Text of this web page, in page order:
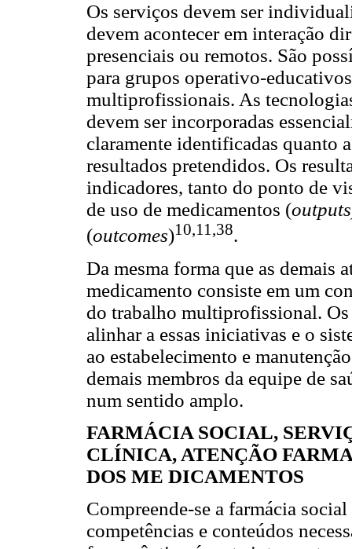
Os serviços devem ser
devem acontecer em interação
presenciais ou remotos. São
para grupos operativo-
multiprofissionais. As
devem ser incorporadas
claramente identificadas quanto
resultados pretendidos. Os
indicadores, tanto do ponto de
de uso de medicamentos (
(outcomes)10,11,38.
Da mesma forma que as demais
medicamento consiste em um
do trabalho multiprofissional.
alinhar a essas iniciativas e o
ao estabelecimento e
demais membros da equipe de
num sentido amplo.
FARMÁCIA SOCIAL,
CLÍNICA, ATENÇÃO
DOS ME DICAMENTOS
Compreende-se a farmácia
competências e conteúdos